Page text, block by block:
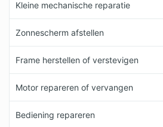
Kleine mechanische reparatie
Zonnescherm afstellen
Frame herstellen of verstevigen
Motor repareren of vervangen
Bediening repareren